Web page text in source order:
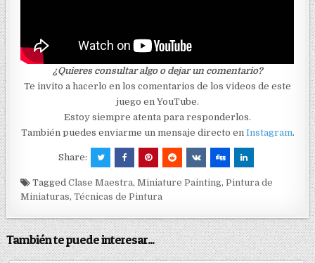
¿Quieres consultar algo o dejar un comentario?
Te invito a hacerlo en los comentarios de los videos de este
juego en YouTube.
Estoy siempre atenta para responderlos.
También puedes enviarme un mensaje directo en Instagram.
Share:
TaggedClase Maestra,Miniature Painting,Pintura de
Miniaturas,Técnicas de Pintura
También te puede interesar...